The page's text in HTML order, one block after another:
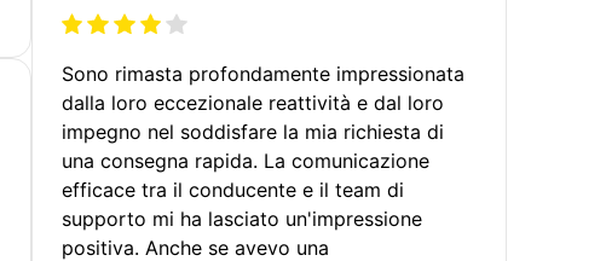
Sono rimasta profondamente impressionata
dalla loro eccezionale reattività e dal loro
impegno nel soddisfare la mia richiesta di
una consegna rapida. La comunicazione
efficace tra il conducente e il team di
supporto mi ha lasciato un'impressione
positiva. Anche se avevo una